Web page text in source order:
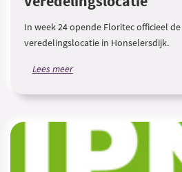
In week 24 opende Floritec officieel
veredelingslocatie in Honselersdijk.
Lees meer